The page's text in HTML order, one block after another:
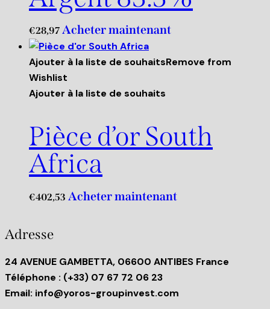
€28,97 Acheter maintenant
Ajouter à la liste de souhaitsRemove from
Wishlist
Ajouter à la liste de souhaits
Pièce d’or South
Africa
€402,53 Acheter maintenant
Adresse
24 AVENUE GAMBETTA, 06600 ANTIBES France
Téléphone : (+33) 07 67 72 06 23
Email: info@yoros-groupinvest.com